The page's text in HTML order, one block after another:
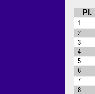
Pl.
1
2
3
4
5
6
7
8